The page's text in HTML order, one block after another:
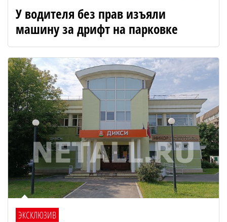
У водителя без прав изъяли
машину за дрифт на парковке
ЭКСКЛЮЗИВ